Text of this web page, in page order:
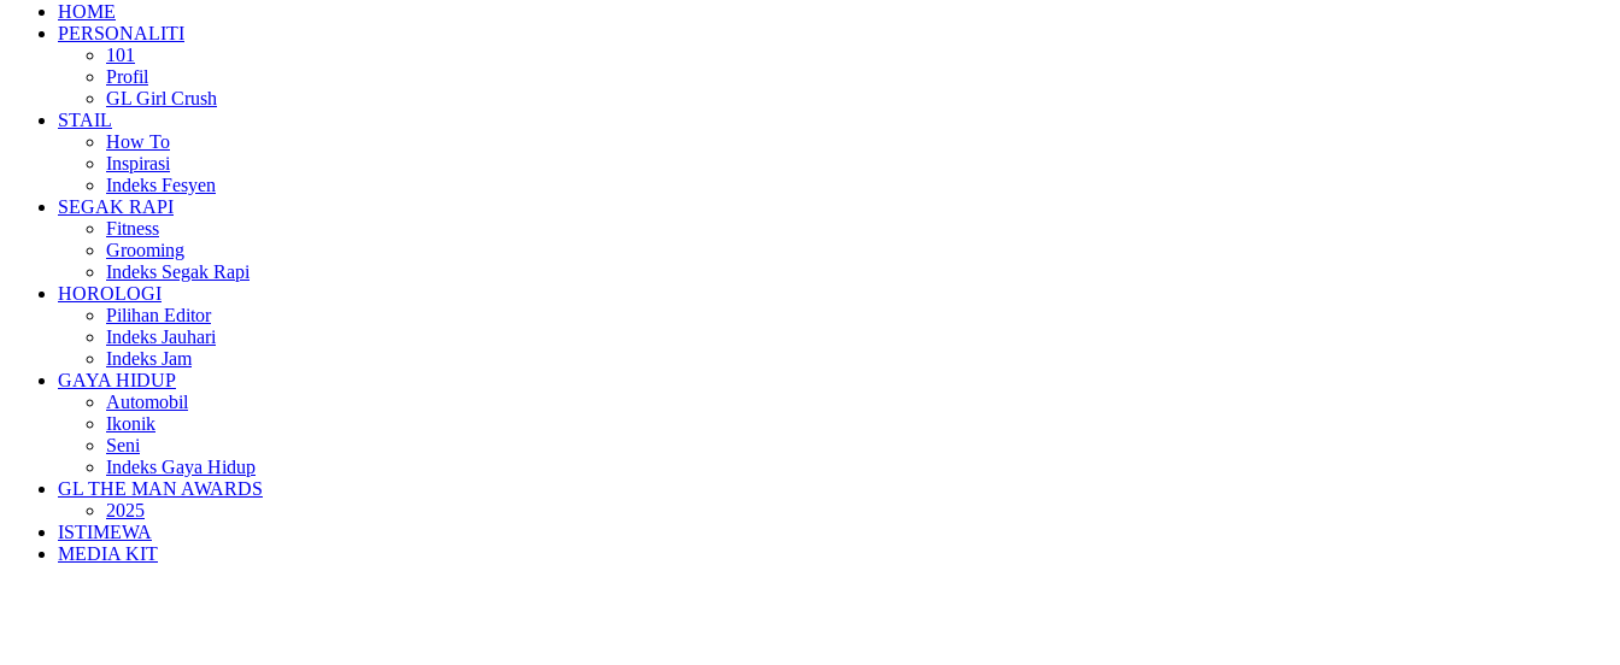
HOME
PERSONALITI
101
Profil
GL Girl Crush
STAIL
How To
Inspirasi
Indeks Fesyen
SEGAK RAPI
Fitness
Grooming
Indeks Segak Rapi
HOROLOGI
Pilihan Editor
Indeks Jauhari
Indeks Jam
GAYA HIDUP
Automobil
Ikonik
Seni
Indeks Gaya Hidup
GL THE MAN AWARDS
2025
ISTIMEWA
MEDIA KIT